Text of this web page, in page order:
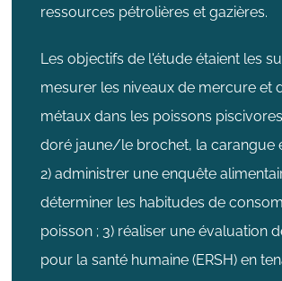
ressources pétrolières et gazières.
Les objectifs de l'étude étaient les
mesurer les niveaux de mercure et
métaux dans les poissons
doré jaune/le brochet, la carangue
2) administrer une enquête
déterminer les habitudes de
poisson ; 3) réaliser une évaluation
pour la santé humaine (ERSH) en